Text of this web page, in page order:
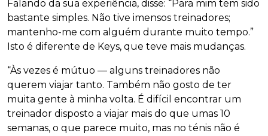
Falando da sua experiência, disse: “Para mim tem sido
bastante simples. Não tive imensos treinadores;
mantenho-me com alguém durante muito tempo.”
Isto é diferente de Keys, que teve mais mudanças.
“Às vezes é mútuo — alguns treinadores não
querem viajar tanto. Também não gosto de ter
muita gente à minha volta. É difícil encontrar um
treinador disposto a viajar mais do que umas 10
semanas, o que parece muito, mas no ténis não é